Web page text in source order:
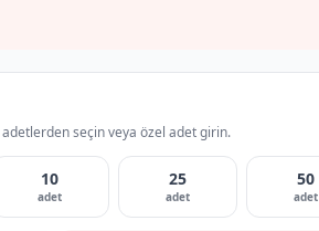
seçin veya özel adet girin.
10
adet
25
adet
50
adet